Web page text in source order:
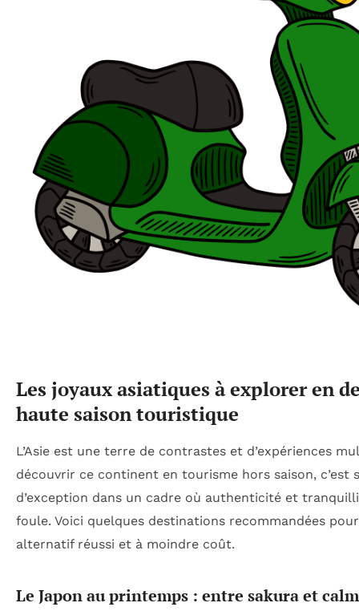
Les joyaux asiatiques à explorer en
haute saison touristique
L’Asie est une terre de contrastes et d’expériences
découvrir ce continent en tourisme hors saison, c’est
d’exception dans un cadre où authenticité et
foule. Voici quelques destinations recommandées
alternatif réussi et à moindre coût.
Le Japon au printemps : entre sakura et